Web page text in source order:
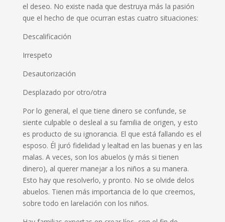
el deseo. No existe nada que destruya más la pasión
que el hecho de que ocurran estas cuatro situaciones:
Descalificación
Irrespeto
Desautorización
Desplazado por otro/otra
Por lo general, el que tiene dinero se confunde, se
siente culpable o desleal a su familia de origen, yesto
es producto de su ignorancia. El que está fallando es el
esposo. Él juró fidelidad ylealtad en las buenas y en las
malas. A veces, son los abuelos (y más si tienen
dinero), al querer manejar a los niños a su manera.
Esto hay que resolverlo, y pronto. No se olvide delos
abuelos. Tienen más importancia de lo que creemos,
sobre todo en larelación con los niños.